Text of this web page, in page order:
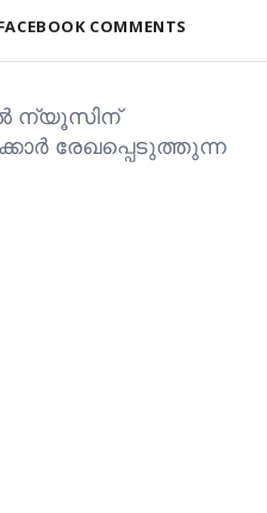
COMMENTS
ന്യൂസിന്
രേഖപ്പെടുത്തുന്ന